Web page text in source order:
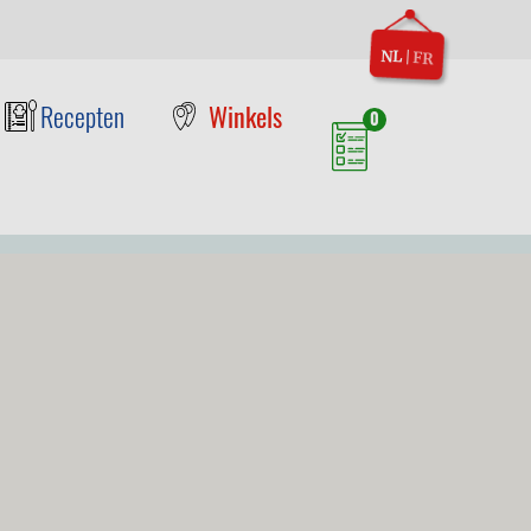
NL|FR
Recepten Winkels 0